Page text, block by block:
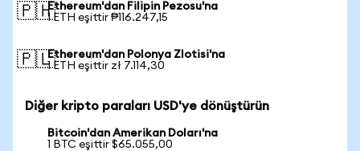
🇵🇭Ethereum'dan Filipin Pezosu'na
1 ETH eşittir ₱116.247,15
🇵🇱Ethereum'dan Polonya Zlotisi'na
1 ETH eşittir zł 7.114,30
Diğer kripto paraları USD'ye dönüştürün
Bitcoin'dan Amerikan Doları'na
1 BTC eşittir $65.055,00